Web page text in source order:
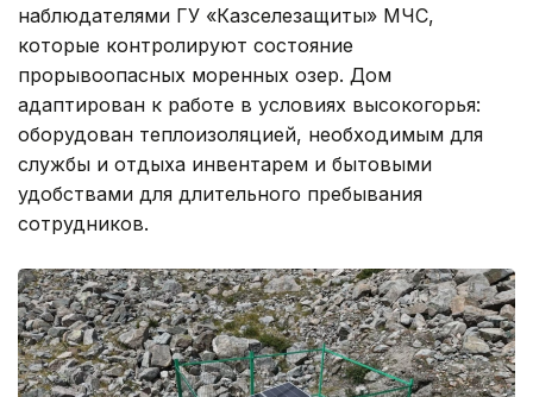
наблюдателями ГУ «Казселезащиты» МЧС,
которые контролируют состояние
прорывоопасных моренных озер. Дом
адаптирован к работе в условиях высокогорья:
оборудован теплоизоляцией, необходимым для
службы и отдыха инвентарем и бытовыми
удобствами для длительного пребывания
сотрудников.